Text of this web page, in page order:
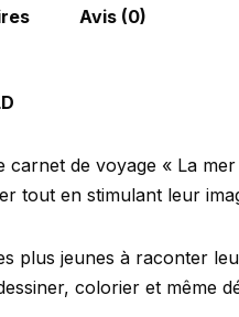
Avis (0)
de voyage « La
tout en stimulant leur
plus jeunes à raconter
colorier et même